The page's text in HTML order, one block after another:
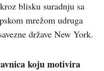
blisku suradnju sa
mrežom udruga
države New York.
koju motivira